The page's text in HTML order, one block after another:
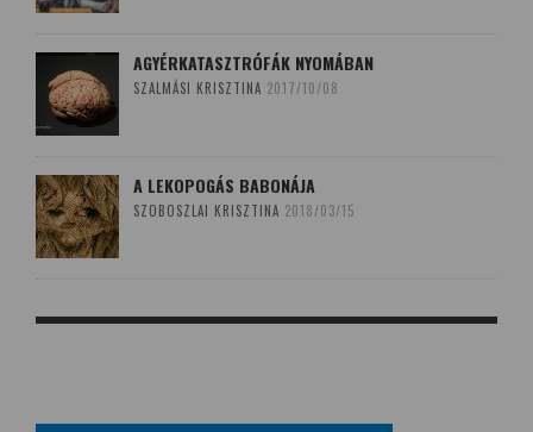
AGYÉRKATASZTRÓFÁK NYOMÁBAN
SZALMÁSI KRISZTINA 2017/10/08
A LEKOPOGÁS BABONÁJA
SZOBOSZLAI KRISZTINA 2018/03/15